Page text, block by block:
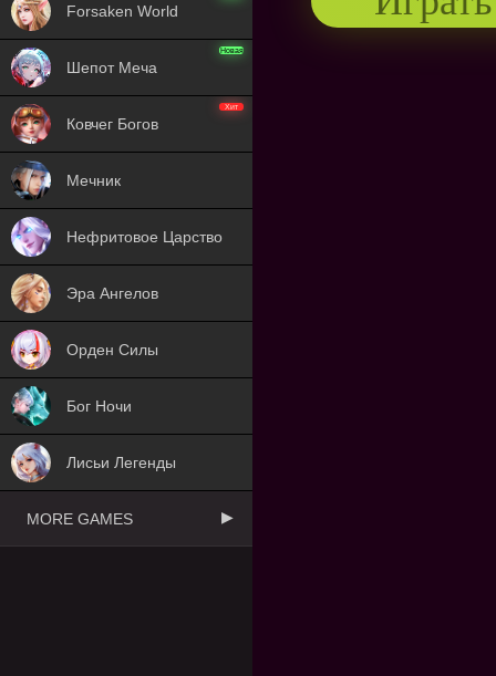
Forsaken World
Шепот Меча
Новая
Ковчег Богов
Хит
Мечник
Нефритовое Царство
Эра Ангелов
Орден Силы
Бог Ночи
Лисьи Легенды
MORE GAMES